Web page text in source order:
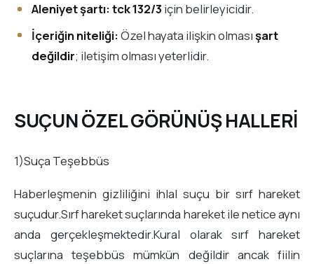
Aleniyet şartı:tck 132/3 için belirleyicidir.
İçeriğin niteliği:Özel hayata ilişkin olmasışart
değildir; iletişim olması yeterlidir.
SUÇUN ÖZEL GÖRÜNÜŞ HALLERİ
1)Suça Teşebbüs
Haberleşmenin gizliliğini ihlal suçu bir sırf hareket
suçudur.Sırf hareket suçlarında hareket ile netice aynı
anda gerçekleşmektedir.Kural olarak sırf hareket
suçlarına teşebbüs mümkün değildir ancak fiilin